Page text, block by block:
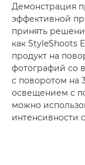
Демонстрация
эффективной
принять
как StyleShoots
продукт на
фотографий со
с поворотом на
освещением с
можно
интенсивности